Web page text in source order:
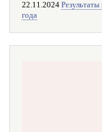
22.11.2024
года